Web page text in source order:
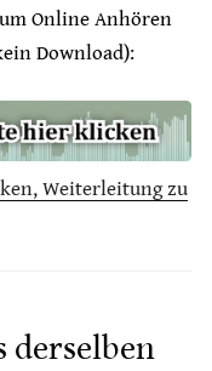
Online Anhören
Download):
Weiterleitung zu
derselben